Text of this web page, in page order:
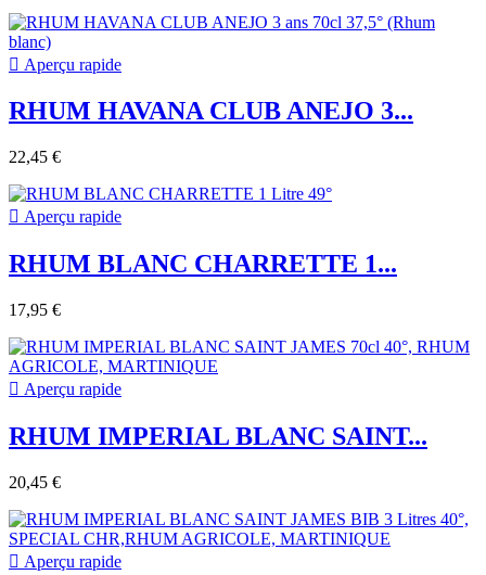
 Aperçu rapide
RHUM HAVANA CLUB ANEJO 3...
22,45 €
 Aperçu rapide
RHUM BLANC CHARRETTE 1...
17,95 €
 Aperçu rapide
RHUM IMPERIAL BLANC SAINT...
20,45 €
 Aperçu rapide